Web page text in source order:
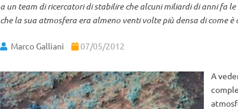
a un team di ricercatori di stabilire che alcuni miliardi di anni fa
che la sua atmosfera era almeno venti volte più densa di come è
Marco Galliani 07/05/2012
A